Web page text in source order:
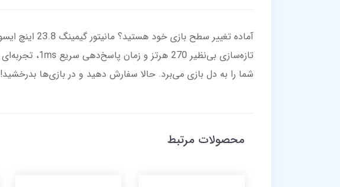
شما را به دل بازی می‌برد. حالا سفارش دهید و در بازی‌ها بدرخشید!
محصولات مرتبط